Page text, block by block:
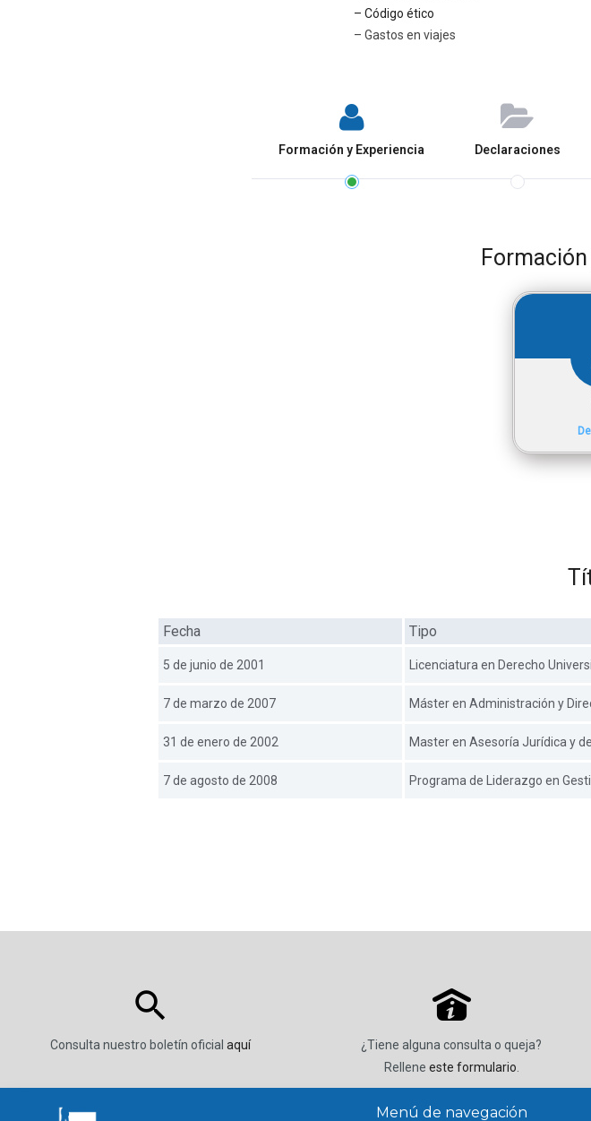
– Código ético
– Gastos en viajes
Formación y Experiencia Declaraciones
Fecha Tipo
5 de junio de 2001 Licenciatura en Derecho
7 de marzo de 2007 Máster en Administración y
31 de enero de 2002 Master en Asesoría Jurídica y
7 de agosto de 2008 Programa de Liderazgo en
Consulta nuestro boletín oficial aquí
P
¿Tiene alguna consulta o queja?
Rellene este formulario
Menú de navegación